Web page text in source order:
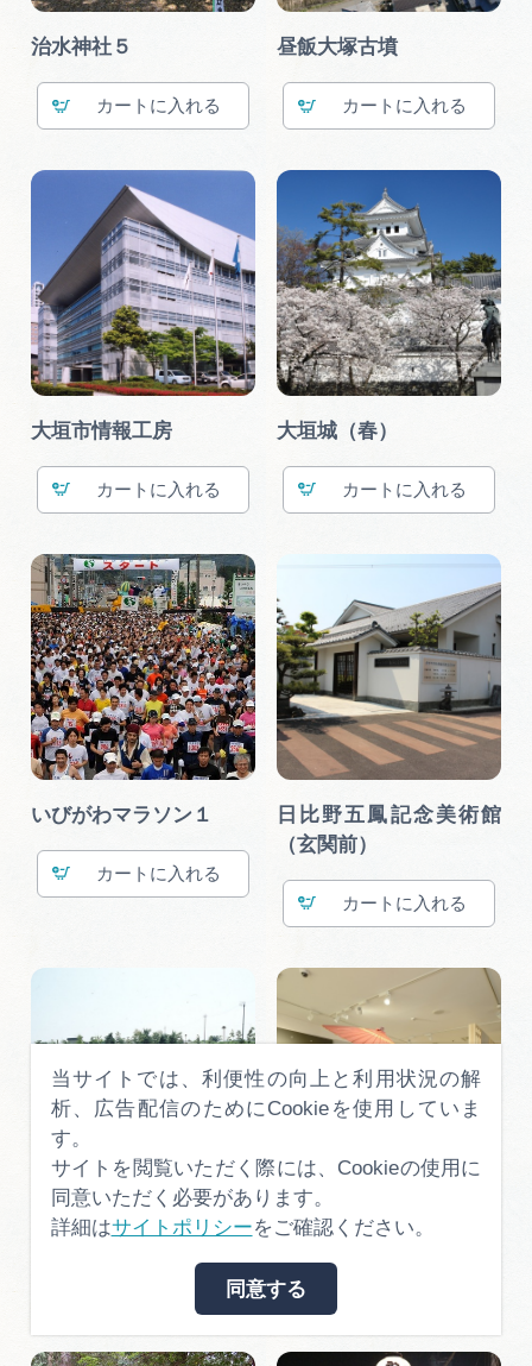
治水神社５
カート
昼飯大塚古墳
カート
大垣市情報工房
カート
大垣城（春）
カート
いびがわマラソン１
カート
日比野五鳳記念美術館
（玄関前）
カート
海津市歴史民俗資料館３ 美濃和紙の里会館６
当サイトでは、利便性の向上と利用状況の解
析、広告配信のためにCookieを使用していま
す。
サイトを閲覧いただく際には、Cookieの使用に
同意いただく必要があります。
詳細はサイトポリシーをご確認ください。
同意する